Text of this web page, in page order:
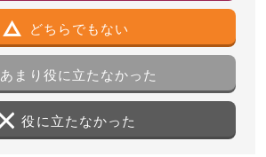
どちらでもない
あまり役に立たなかった
役に立たなかった